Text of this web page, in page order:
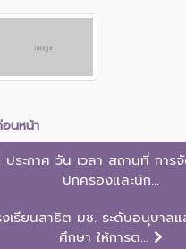
นหน้า
ประกาศ วัน เวลา สถานที่ การ
ปกครองและนัก...
งเรียนสาธิต มช. ระดับอนุบาลแ
ศึกษา ให้การต...